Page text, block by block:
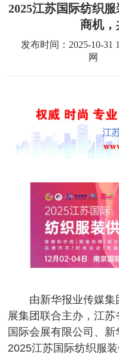
2025江苏国际纺织
商机，
发布时间：2025-10-
网
由新华报业传媒
展集团联合主办，江
国际会展有限公司、
2025江苏国际纺织服